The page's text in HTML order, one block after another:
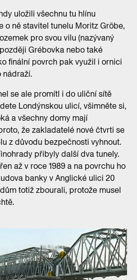
uložili všechnu tu hlínu
o ně stavitel tunelu Moritz Gröbe,
pro svou vilu (nazývaný
Grébovka nebo také
finální povrch pak využil i ornici
nádraží.
se ale promítl i do uliční sítě
Londýnskou ulicí, všimněte si,
a všechny domy mají
že zakladatelé nové čtvrti se
z důvodu bezpečnosti vyhnout.
přibyly další dva tunely.
až v roce 1989 a na povrchu ho
banky v Anglické ulici 20
totiž zbourali, protože musel